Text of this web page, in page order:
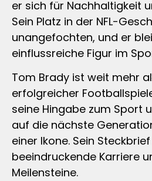
er sich für Nachhaltigkeit
Sein Platz in der NFL-
unangefochten, und er
einflussreiche Figur im
Tom Brady ist weit mehr
erfolgreicher
seine Hingabe zum Sport
auf die nächste
einer Ikone. Sein
beeindruckende Karriere
Meilensteine.